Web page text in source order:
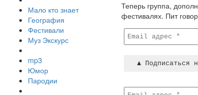
Мало кто знает
География
Фестивали
Муз Экскурс
mp3
Юмор
Пародии
Теперь группа,
фестивалях. Пит